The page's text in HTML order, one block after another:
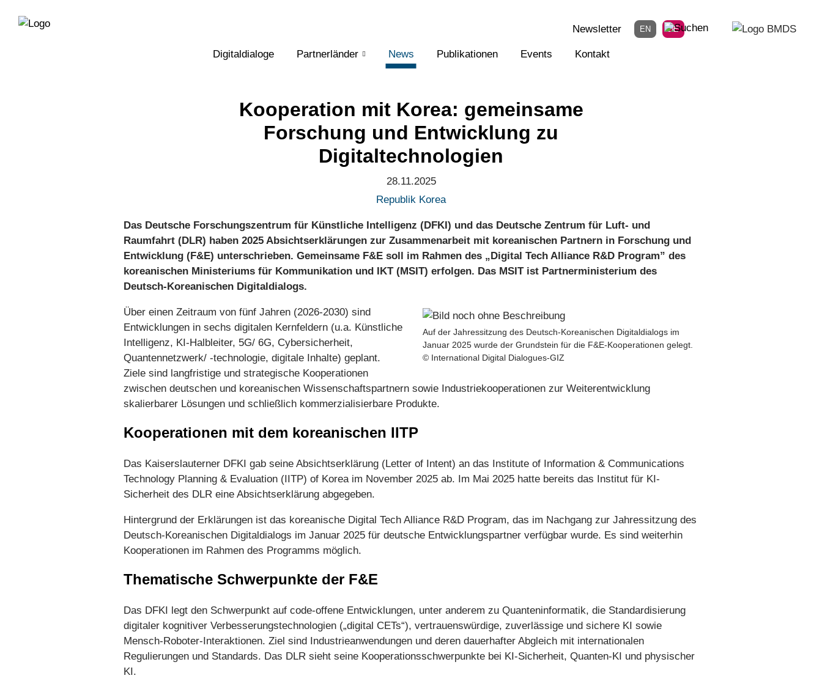
zum
Digitaldialoge
Partnerländer News Publikationen Events Kontakt
Newsletter EN DE
Kooperation mit Korea: gemeinsame
Forschung und Entwicklung zu
Digitaltechnologien
28.11.2025
Republik Korea
Das Deutsche Forschungszentrum für Künstliche Intelligenz (DFKI) und das Deutsche Zentrum für Luft- und
Raumfahrt (DLR) haben 2025 Absichtserklärungen zur Zusammenarbeit mit koreanischen Partnern in Forschung und
Entwicklung (F&E) unterschrieben. Gemeinsame F&E soll im Rahmen des „Digital Tech Alliance R&D Program” des
koreanischen Ministeriums für Kommunikation und IKT (MSIT) erfolgen. Das MSIT ist Partnerministerium des
Deutsch-Koreanischen Digitaldialogs.
Auf der Jahressitzung des Deutsch-Koreanischen Digitaldialogs im
Januar 2025 wurde der Grundstein für die F&E-Kooperationen gelegt.
© International Digital Dialogues-GIZ
Über einen Zeitraum von fünf Jahren (2026-2030) sind
Entwicklungen in sechs digitalen Kernfeldern (u.a. Künstliche
Intelligenz, KI-Halbleiter, 5G/ 6G, Cybersicherheit,
Quantennetzwerk/ -technologie, digitale Inhalte) geplant.
Ziele sind langfristige und strategische Kooperationen
zwischen deutschen und koreanischen Wissenschaftspartnern sowie Industriekooperationen zur Weiterentwicklung
skalierbarer Lösungen und schließlich kommerzialisierbare Produkte.
Kooperationen mit dem koreanischen IITP
Das Kaiserslauterner DFKI gab seine Absichtserklärung (Letter of Intent) an das Institute of Information & Communications
Technology Planning & Evaluation (IITP) of Korea im November 2025 ab. Im Mai 2025 hatte bereits das Institut für KI-
Sicherheit des DLR eine Absichtserklärung abgegeben.
Hintergrund der Erklärungen ist das koreanische Digital Tech Alliance R&D Program, das im Nachgang zur Jahressitzung des
Deutsch-Koreanischen Digitaldialogs im Januar 2025 für deutsche Entwicklungspartner verfügbar wurde. Es sind weiterhin
Kooperationen im Rahmen des Programms möglich.
Thematische Schwerpunkte der F&E
Das DFKI legt den Schwerpunkt auf code-offene Entwicklungen, unter anderem zu Quanteninformatik, die Standardisierung
digitaler kognitiver Verbesserungstechnologien („digital CETs“), vertrauenswürdige, zuverlässige und sichere KI sowie
Mensch-Roboter-Interaktionen. Ziel sind Industrieanwendungen und deren dauerhafter Abgleich mit internationalen
Regulierungen und Standards. Das DLR sieht seine Kooperationsschwerpunkte bei KI-Sicherheit, Quanten-KI und physischer
KI.